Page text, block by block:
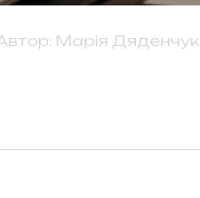
Марія Дяденчук